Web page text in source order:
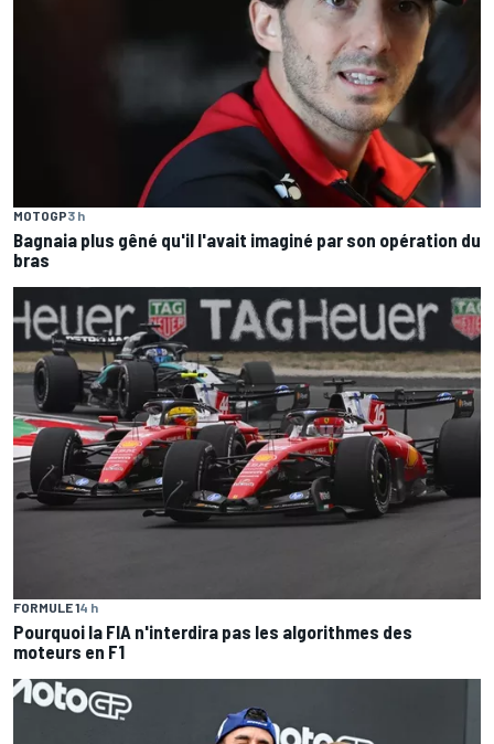
MOTOGP3 h
Bagnaia plus gêné qu'il l'avait imaginé par son opération du
bras
FORMULE 14 h
Pourquoi la FIA n'interdira pas les algorithmes des
moteurs en F1